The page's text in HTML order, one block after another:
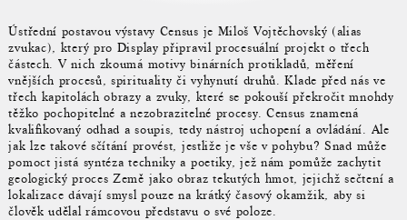
Ústřední postavou výstavy Census je Miloš Vojtěchovský (alias
zvukac), který pro Display připravil procesuální projekt o třech
částech. V nich zkoumá motivy binárních protikladů, měření
vnějších procesů, spirituality či vyhynutí druhů. Klade před nás ve
třech kapitolách obrazy a zvuky, které se pokouší překročit mnohdy
těžko pochopitelné a nezobrazitelné procesy. Census znamená
kvalifikovaný odhad a soupis, tedy nástroj uchopení a ovládání. Ale
jak lze takové sčítání provést, jestliže je vše v pohybu? Snad může
pomoct jistá syntéza techniky a poetiky, jež nám pomůže zachytit
geologický proces Země jako obraz tekutých hmot, jejichž sečtení a
lokalizace dávají smysl pouze na krátký časový okamžik, aby si
člověk udělal rámcovou představu o své poloze.